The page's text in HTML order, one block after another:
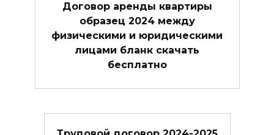
Договор аренды квартиры
образец 2024 между
физическими и юридическими
лицами бланк скачать
бесплатно